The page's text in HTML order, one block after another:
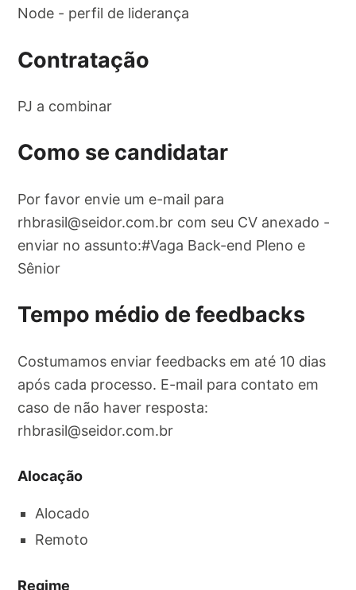
Node - perfil de liderança
Contratação
PJ a combinar
Como se candidatar
Por favor envie um e-mail para
rhbrasil@seidor.com.br com seu CV anexado -
enviar no assunto:#Vaga Back-end Pleno e
Sênior
Tempo médio de feedbacks
Costumamos enviar feedbacks em até 10 dias
após cada processo. E-mail para contato em
caso de não haver resposta:
rhbrasil@seidor.com.br
Alocação
Alocado
Remoto
Regime